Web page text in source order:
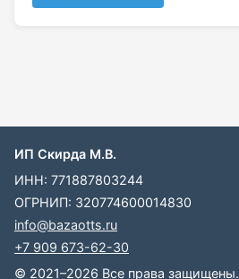
ИП Скирда М.В.
ИНН: 771887803244
ОГРНИП: 320774600014830
info@bazaotts.ru
+7 909 673-62-30
© 2021–2026 Все права защищены.